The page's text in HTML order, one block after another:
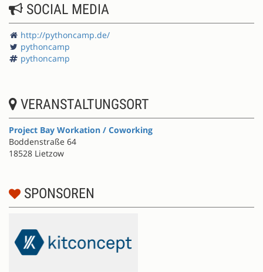
SOCIAL MEDIA
http://pythoncamp.de/
pythoncamp
pythoncamp
VERANSTALTUNGSORT
Project Bay Workation / Coworking
Boddenstraße 64
18528 Lietzow
SPONSOREN